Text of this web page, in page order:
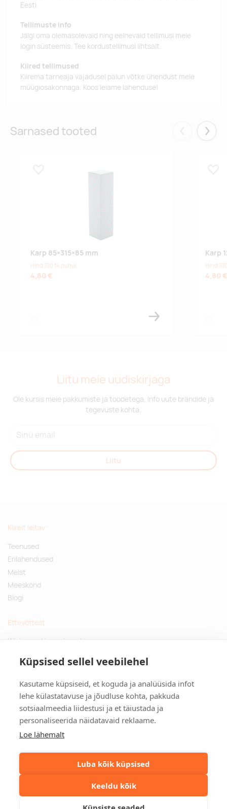
Küpsised sellel veebilehel
Kasutame küpsiseid, et koguda ja analüüsida infot
lehe külastatavuse ja jõudluse kohta, pakkuda
sotsiaalmeedia liidestusi ja et täiustada ja
personaliseerida näidatavaid reklaame.
Loe lähemalt
Luba kõik küpsised
Keeldu kõik
Eesti.
Tellimuste info
Jälgi oma olemasolevaid ning eelnevaid tellimusi meie
login süsteemis. Tee kordustellimusi lihtsalt.
Kiired tellimused
Kiirema tarneaja vajadusel palun võtke ühendust meie
müügiosakonnaga. Koos leiame lahenduse!
Sarnased tooted Eelmised
Karp 85×315×85 mm
Hind 100 tk puhul
4,80 €
Karp
Hind
4,80 €
Liitu meie uudiskirjaga
Ole kursis meie pakkumiste ja toodetega. Info uute brändide ja
tegevuste kohta.
Liitu
Kiirelt leitav
Teenused
Erilahendused
Meist
Meeskond
Blogi
Ettevõttest
Küsimused ja vastused
Privaatsuspoliitika
Kontakt
Tulika põik 3, Tallinn
info@kinkston.ee
+372 6989 100
Sotsiaalmeedia
©2026. Kinkston. Kõik õigused kaitstud.